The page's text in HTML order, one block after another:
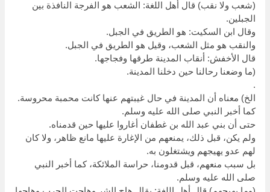
(شعب ولا نقب) قال أهل اللغة: الشعب هو الفرجة النافذة بين
الجبلين.
وقال ابن السكيت: هو الطريق في الجبل.
والنقب هو مثل الشعب، وقيل هو الطريق في الجبل.
قال الأخفش: أنقاب المدينة طرقها وفجاجها.
(ما وضعنا رحالنا حين دخلنا المدينة.
.
الخ) معناه أن المدينة في حال غيبتهم عنها كانت محمبة محروسة.
كما أخبر النبي صلى الله عليه وسلم.
حتى أن بني عبد الله بن غطفان أغاروا عليها حين قدمناه.
ولم يكن، قبل ذلك، يمنعهم من الإغارة عليها مانع ظاهر، ولا كان
لهم عدو يهيجهم ويشتغلون به.
بل سبب منعهم، قبل قدومنا، حراسة الملائكة، كما أخبر النبي
صلى الله عليه وسلم.